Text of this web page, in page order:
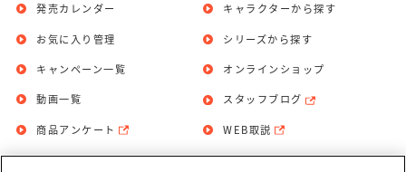
発売カレンダー
お気に入り管理
キャラクターから探す
シリーズから探す
キャンペーン一覧
動画一覧
商品アンケート
オンラインショップ
スタッフブログ
WEB取説